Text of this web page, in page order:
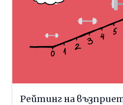
Рейтинг на